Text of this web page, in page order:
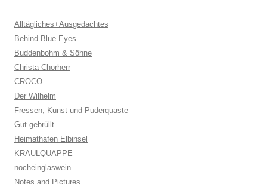
Alltägliches+Ausgedachtes
Behind Blue Eyes
Buddenbohm & Söhne
Christa Chorherr
CROCO
Der Wilhelm
Fressen, Kunst und Puderquaste
Gut gebrüllt
Heimathafen Elbinsel
KRAULQUAPPE
nocheinglaswein
Notes and Pictures